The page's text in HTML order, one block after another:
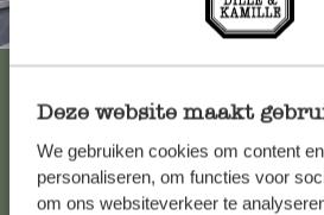
Deze website maakt
We gebruiken cookies om content
personaliseren, om functies voor
om ons websiteverkeer te
Immer in der Nähe